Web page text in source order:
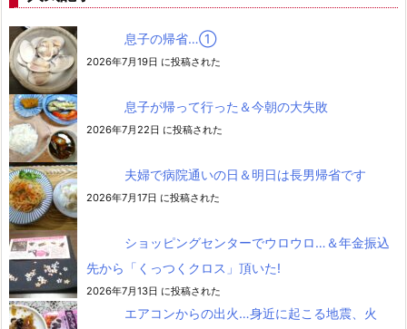
息子の帰省…➀
2026年7月19日 に投稿された
息子が帰って行った＆今朝の大失敗
2026年7月22日 に投稿された
夫婦で病院通いの日＆明日は長男帰省です
2026年7月17日 に投稿された
ショッピングセンターでウロウロ…＆年金振込
先から「くっつくクロス」頂いた!
2026年7月13日 に投稿された
エアコンからの出火…身近に起こる地震、火